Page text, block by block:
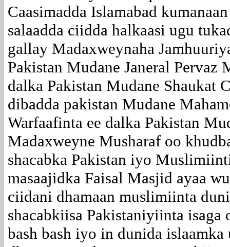
Caasimadda Islamabad
salaadda ciidda halkaasi ugu
gallay Madaxweynaha
Pakistan Mudane Janeral Pervaz
dalka Pakistan Mudane Shaukat
dibadda pakistan Mudane
Warfaafinta ee dalka Pakistan
Madaxweyne Musharaf oo
shacabka Pakistan iyo
masaajidka Faisal Masjid ayaa
ciidani dhamaan muslimiinta
shacabkiisa Pakistaniyiinta isaga
bash bash iyo in dunida islaamka